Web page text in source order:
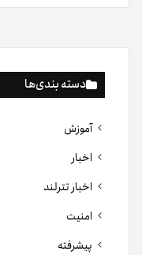
دسته بندی‌ها
آموزش
اخبار
اخبار تترلند
امنیت
پیشرفته